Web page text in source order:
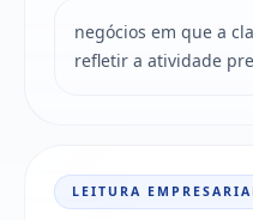
negócios em que a
refletir a atividade
LEITURA